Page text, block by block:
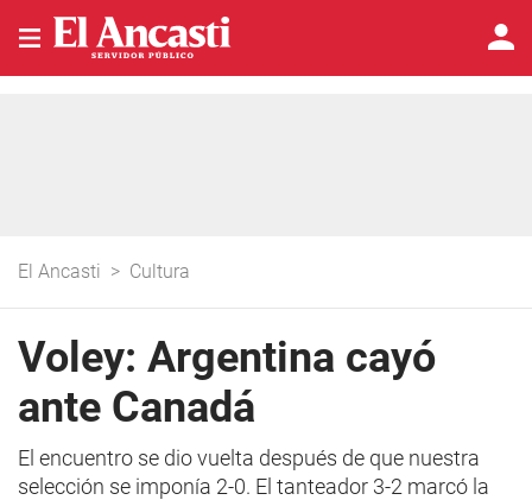
El Ancasti > Cultura
Voley: Argentina cayó
ante Canadá
El encuentro se dio vuelta después de que nuestra
selección se imponía 2-0. El tanteador 3-2 marcó la